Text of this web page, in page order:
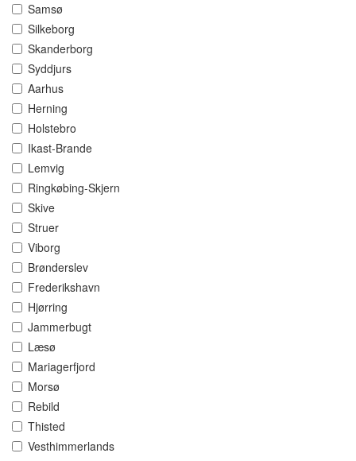
Samsø
Silkeborg
Skanderborg
Syddjurs
Aarhus
Herning
Holstebro
Ikast-Brande
Lemvig
Ringkøbing-Skjern
Skive
Struer
Viborg
Brønderslev
Frederikshavn
Hjørring
Jammerbugt
Læsø
Mariagerfjord
Morsø
Rebild
Thisted
Vesthimmerlands